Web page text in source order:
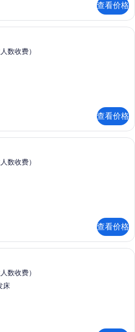
查看价格
高档床上用品、Select Comfort 床、
数收费）
查看价格
高档床上用品、Select Comfort 床、
数收费）
查看价格
高档床上用品、Select Comfort 床、
数收费）
床